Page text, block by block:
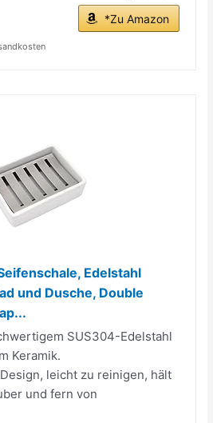
*Zu Amazon
Edelstahl
und Dusche, Double
SUS304-Edelstahl
Keramik.
leicht zu reinigen, hält
und fern von